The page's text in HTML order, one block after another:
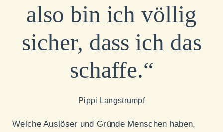
also bin ich völlig
sicher, dass ich das
schaffe.“
Pippi Langstrumpf
Welche Auslöser und Gründe Menschen haben,